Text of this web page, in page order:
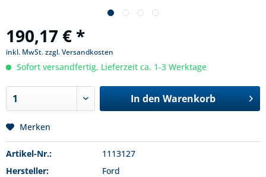
190,17 € *
inkl. MwSt.zzgl. Versandkosten
Sofort versandfertig, Lieferzeit ca. 1-3 Werktage
In den Warenkorb
Merken
Artikel-Nr.:
1113127
Hersteller:
Ford